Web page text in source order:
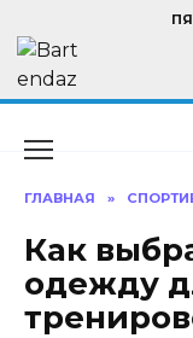
содержанию
ГЛАВНАЯ »
Как
одежду